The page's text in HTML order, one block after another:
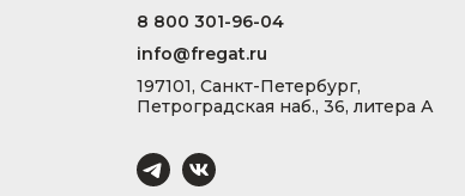
8 800 301-96-04
info@fregat.ru
197101, Санкт-Петербург,
Петроградская наб., 36, литера А